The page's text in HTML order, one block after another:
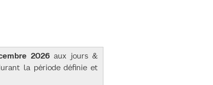
2026aux jours &
la période définie et